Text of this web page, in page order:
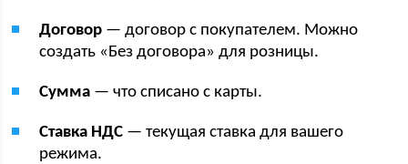
Договор — договор с покупателем. Можно
создать «Без договора» для розницы.
Сумма — что списано с карты.
Ставка НДС — текущая ставка для вашего
режима.